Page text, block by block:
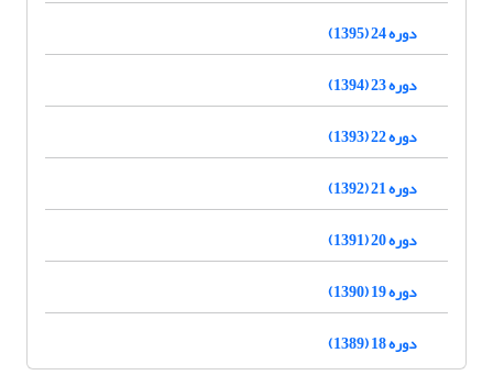
دوره 24 (1395)
دوره 23 (1394)
دوره 22 (1393)
دوره 21 (1392)
دوره 20 (1391)
دوره 19 (1390)
دوره 18 (1389)